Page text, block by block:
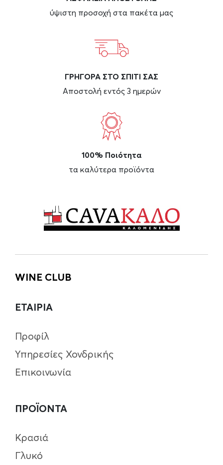
ύψιστη προσοχή στα πακέτα μας
ΓΡΗΓΟΡΑ ΣΤΟ ΣΠΙΤΙ ΣΑΣ
Αποστολή εντός 3 ημερών
100% Ποιότητα
τα καλύτερα προϊόντα
WINE CLUB
ΕΤΑΙΡΙΑ
Προφίλ
Υπηρεσίες Χονδρικής
Επικοινωνία
ΠΡΟΪΟΝΤΑ
Κρασιά
Γλυκό